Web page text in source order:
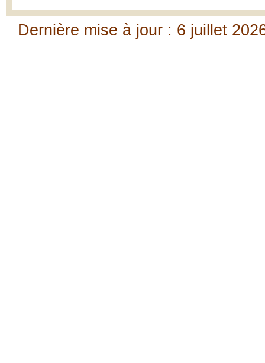
Dernière mise à jour : 6 juillet